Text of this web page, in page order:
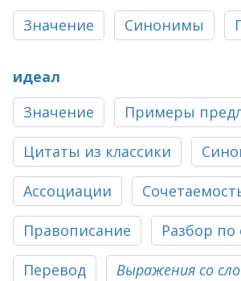
Значение
Синонимы
идеал
Значение
Примеры
Цитаты из классики
Ассоциации
Правописание Разбор по
Перевод Выражения со